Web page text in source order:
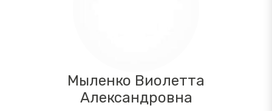
Мыленко Виолетта
Александровна